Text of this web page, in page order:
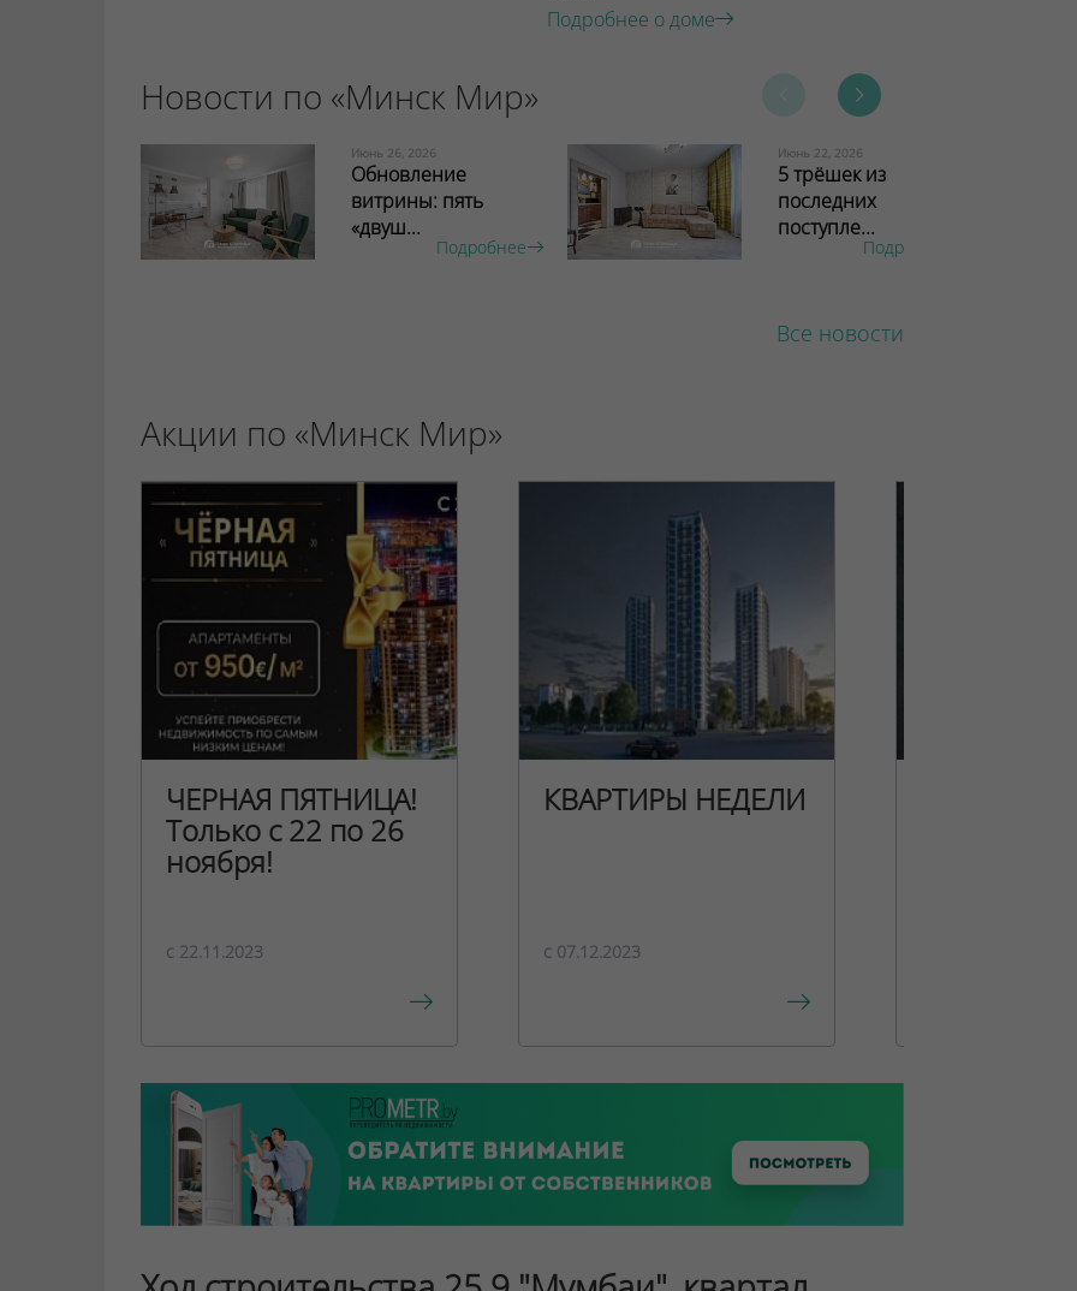
Подробнее о доме
Новости по «Минск Мир»
Июнь 26, 2026
Обновление
витрины: пять
«двуш...
Подробнее
Июнь 22, 2026
5 трёшек из
последних
поступле...
Подробнее
Все новости
Акции по «Минск Мир»
ЧЕРНАЯ ПЯТНИЦА!
Только с 22 по 26
ноября!
c 22.11.2023
КВАРТИРЫ НЕДЕЛИ
c 07.12.2023